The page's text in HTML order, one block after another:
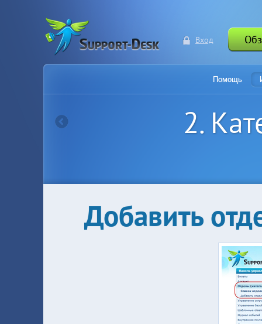
Вход
Помощь
2.
Добавить